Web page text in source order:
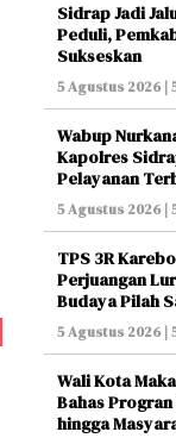
Sidrap Jadi
Peduli,
Sukseskan
5 Agustus 2026 |
Wabup
Kapolres
Pelayanan
5 Agustus 2026 |
TPS 3R
Perjuangan
Budaya Pilah
5 Agustus 2026 |
Wali Kota
Bahas
hingga